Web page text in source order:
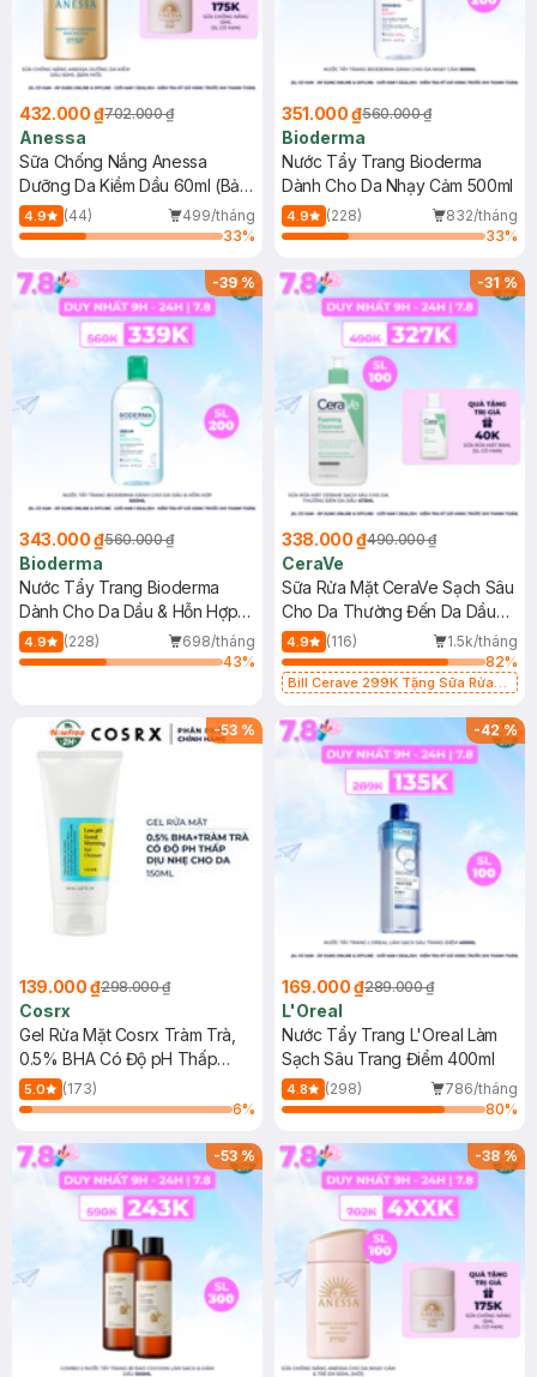
432.000 ₫702.000 ₫
Anessa
Sữa Chống Nắng Anessa
Dưỡng Da Kiềm Dầu 60ml (Bản
Mới)
4.9 (44)
499/tháng
33%
351.000 ₫560.000 ₫
Bioderma
Nước Tẩy Trang Bioderma
Dành Cho Da Nhạy Cảm 500ml
4.9 (228)
832/tháng
33%
-39%
343.000 ₫560.000 ₫
Bioderma
Nước Tẩy Trang Bioderma
Dành Cho Da Dầu & Hỗn Hợp
500ml
4.9 (228)
698/tháng
43%
-31%
338.000 ₫490.000 ₫
CeraVe
Sữa Rửa Mặt CeraVe Sạch Sâu
Cho Da Thường Đến Da Dầu
473ml
4.9 (116)
1.5k/tháng
82%
Bill Cerave 299K Tặng Sữa Rửa
-53 %
139.000 ₫298.000 ₫
Cosrx
Gel Rửa Mặt Cosrx Tràm Trà,
0.5% BHA Có Độ pH Thấp
150ml
5.0
(173)
6%
-42%
169.000 ₫289.000 ₫
L'Oreal
Nước Tẩy Trang L'Oreal Làm
Sạch Sâu Trang Điểm 400ml
4.8 (298)
786/tháng
80%
-53% -38%